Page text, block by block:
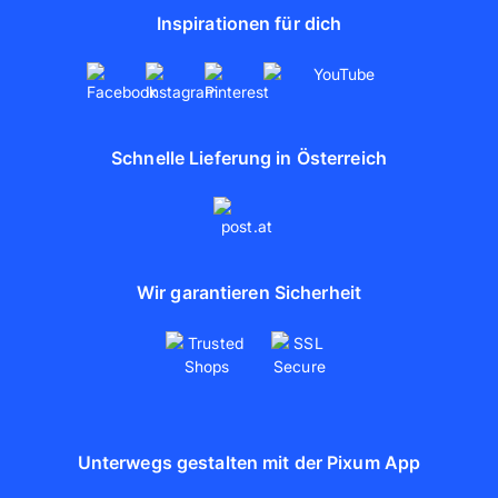
Inspirationen für dich
Schnelle Lieferung in Österreich
Wir garantieren Sicherheit
Unterwegs gestalten mit der Pixum App